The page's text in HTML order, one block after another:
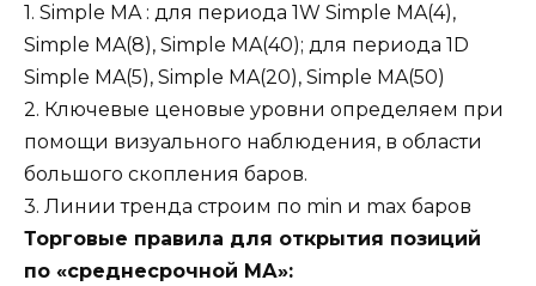
1. Simple MA : для периода 1W Simple MA(4),
Simple MA(8), Simple MA(40); для периода 1D
Simple MA(5), Simple MA(20), Simple MA(50)
2. Ключевые ценовые уровни определяем при
помощи визуального наблюдения, в области
большого скопления баров.
3. Линии тренда строим по min и max баров
Торговые правила для открытия позиций
по «среднесрочной МА»: